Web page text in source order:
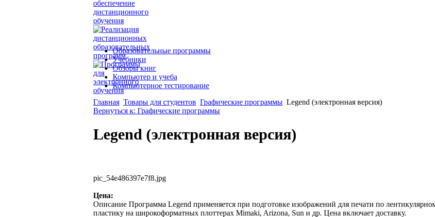
Образовательные программы
Учебники
Обзоры книг
Компьютер и учеба
Компьютерное тестирование
Главная Товары для студентов Графические программы Legend (электронная версия)
Вернуться к: Графические программы
Legend (электронная версия)
pic_54e486397e7f8.jpg
Цена:
Описание Программа Legend применяется при подготовке изображений для печати по
пластику на широкоформатных плоттерах Mimaki, Arizona, Sun и др. Цена включает доставку.